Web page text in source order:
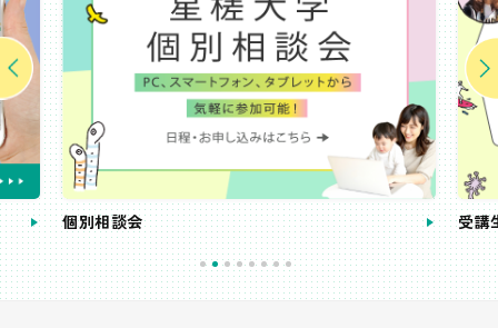
個別相談会 受講